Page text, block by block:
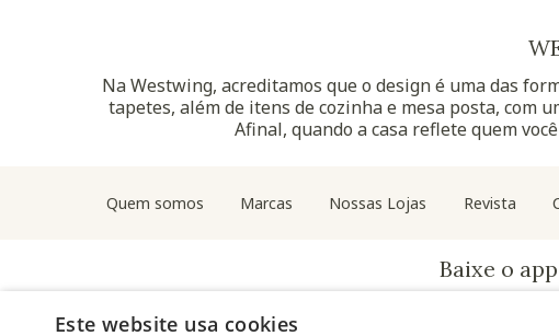
Na Westwing, acreditamos que o design é uma das
tapetes, além de itens de cozinha e mesa posta, com
Afinal, quando a casa reflete quem
Quem somos Marcas Nossas Lojas Revista
Baixe o
Este website usa cookies